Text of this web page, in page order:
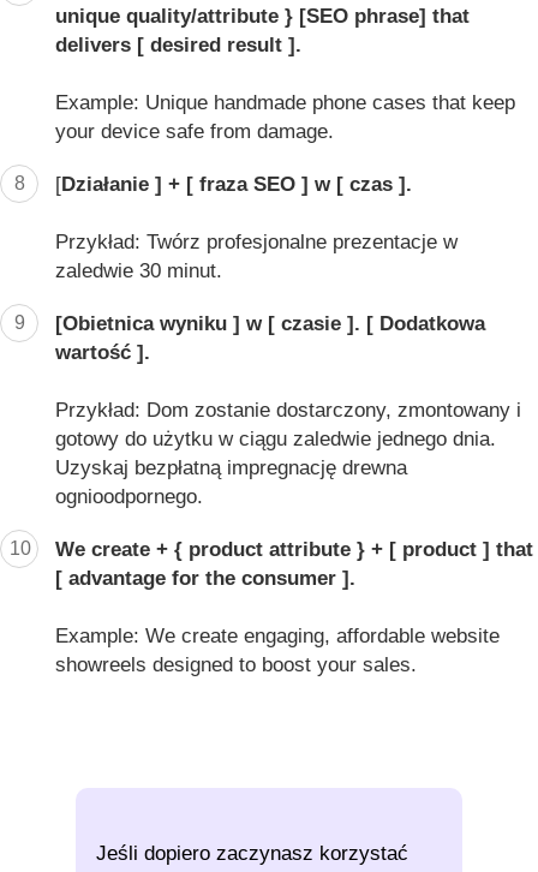
unique quality/attribute } [SEO phrase] that
delivers [ desired result ].
Example: Unique handmade phone cases that keep
your device safe from damage.
8 [Działanie ] + [ fraza SEO ] w [ czas ].
Przykład: Twórz profesjonalne prezentacje w
zaledwie 30 minut.
9
[Obietnica wyniku ] w [ czasie ]. [ Dodatkowa
wartość ].
Przykład: Dom zostanie dostarczony, zmontowany i
gotowy do użytku w ciągu zaledwie jednego dnia.
Uzyskaj bezpłatną impregnację drewna
ognioodpornego.
10
We create + { product attribute } + [ product ] that
[ advantage for the consumer ].
Example: We create engaging, affordable website
showreels designed to boost your sales.
Jeśli dopiero zaczynasz korzystać